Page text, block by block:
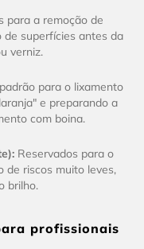
para a remoção de
de superfícies antes da
verniz.
para o lixamento
e preparando a
com boina.
Reservados para o
de riscos muito leves,
brilho.
profissionais